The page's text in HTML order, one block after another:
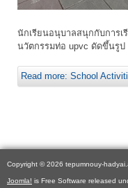
นักเรียนอนุบาลสนุกกับการเ
นวัตกรรมท่อ upvc ดัดขึ้นรูป
Read more: School
Copyright © 2026 tepumnouy-
Joomla! is Free Software released